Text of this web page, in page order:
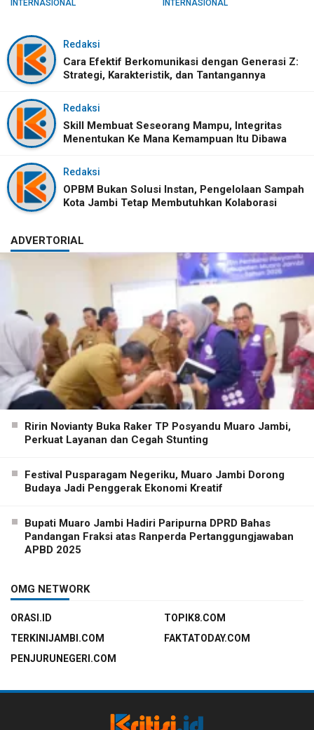
INTERNASIONAL INTERNASIONAL
Redaksi
Cara Efektif Berkomunikasi dengan Generasi Z:
Strategi, Karakteristik, dan Tantangannya
Redaksi
Skill Membuat Seseorang Mampu, Integritas
Menentukan Ke Mana Kemampuan Itu Dibawa
Redaksi
OPBM Bukan Solusi Instan, Pengelolaan Sampah
Kota Jambi Tetap Membutuhkan Kolaborasi
ADVERTORIAL
Ririn Novianty Buka Raker TP Posyandu Muaro Jambi,
Perkuat Layanan dan Cegah Stunting
Festival Pusparagam Negeriku, Muaro Jambi Dorong
Budaya Jadi Penggerak Ekonomi Kreatif
Bupati Muaro Jambi Hadiri Paripurna DPRD Bahas
Pandangan Fraksi atas Ranperda Pertanggungjawaban
APBD 2025
OMG NETWORK
ORASI.ID
TOPIK8.COM
TERKINIJAMBI.COM
FAKTATODAY.COM
PENJURUNEGERI.COM